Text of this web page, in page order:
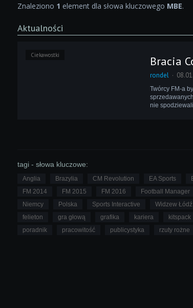
Znaleziono 1 element dla słowa kluczowego MBE.
Aktualności
Ciekawostki Bracia
rondel
Twórcy FM-a
nie spodziewali.
tagi - słowa kluczowe:
Anglia Brazylia CM Revolution EA Sports
FM 2014
FM 2015 FM 2016 Football Manager
Niemcy
Polska Sports Interactive Widzew Łódź
felieton
gra głową grafika kariera kitspack
poradnik
pracowitość publicystyka rzuty rożne